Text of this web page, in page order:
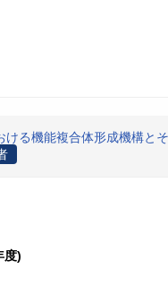
ける機能複合体形成機構と
度)